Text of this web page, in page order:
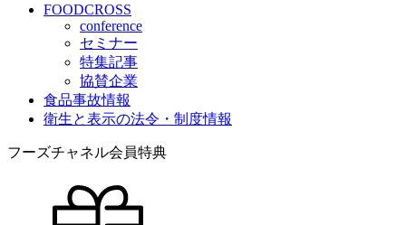
FOODCROSS
conference
セミナー
特集記事
協賛企業
食品事故情報
衛生と表示の法令・制度情報
フーズチャネル会員特典